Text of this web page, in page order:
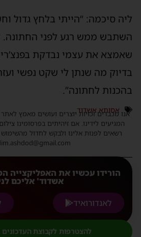
ליה סיכמה: “הייתי בלחץ גדול
השתבש ממש רגע לפני החתונה.
שאמצא את עצמי נבדקת
בדיוק מה שנתן לי שקט נפשי
בהכנות לחתונה”.
אסותא אשדוד
אנו מכבדים זכויות יוצרים ועושים מאמץ
המגיעים לידינו. אם זיהיתים בפרסומינו
רשאים לפנות אלינו ולבקש לחדול
הורידו עכשיו את האפליקצייה
אשדוד' אליכם
לאנדורואיד
להצטרפות לקבוצת